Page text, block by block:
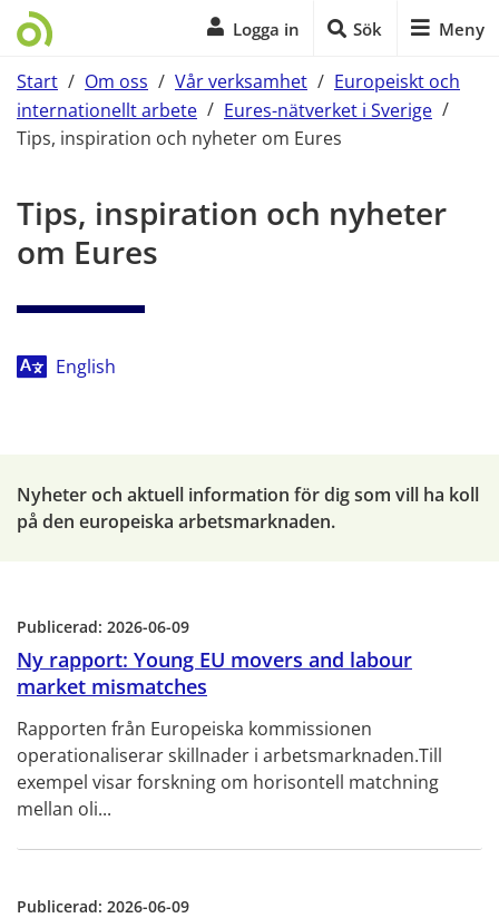
Logga in Sök Meny
Start / Om oss / Vår verksamhet / Europeiskt och
internationellt arbete / Eures-nätverket i Sverige /
Tips, inspiration och nyheter om Eures
Tips, inspiration och nyheter
om Eures
English
Nyheter och aktuell information för dig som vill ha koll
på den europeiska arbetsmarknaden.
Publicerad: 2026-06-09
Ny rapport: Young EU movers and labour
market mismatches
Rapporten från Europeiska kommissionen
operationaliserar skillnader i arbetsmarknaden.Till
exempel visar forskning om horisontell matchning
mellan oli...
Publicerad: 2026-06-09